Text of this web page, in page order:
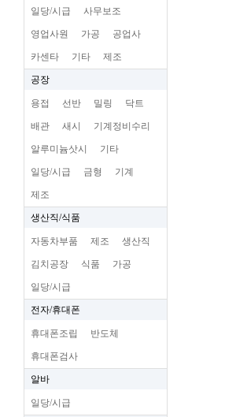
일당/시급 사무보조
영업사원 가공 공업사
카센타 기타 제조
공장
용접 선반 밀링 닥트
배관 새시 기계정비수리
알루미늄삿시 기타
일당/시급 금형 기계
제조
생산직/식품
자동차부품 제조 생산직
김치공장 식품 가공
일당/시급
전자/휴대폰
휴대폰조립 반도체
휴대폰검사
알바
일당/시급